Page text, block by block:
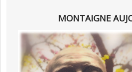
MONTAIGNE